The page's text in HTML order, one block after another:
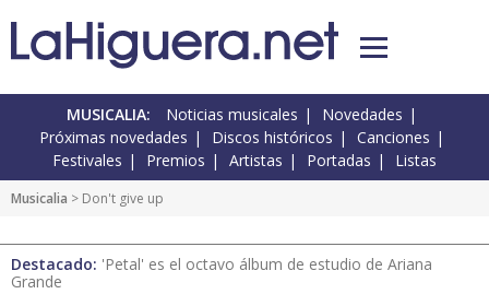
MUSICALIA: Noticias musicales
Novedades
Próximas novedades
Discos históricos
Canciones
Festivales
Premios Artistas Portadas Listas
Musicalia > Don't give up
Destacado: 'Petal' es el octavo álbum de estudio de Ariana
Grande